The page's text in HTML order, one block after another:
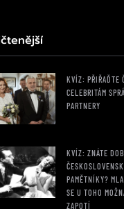
KVÍZ: PŘIŘAĎTE
CELEBRITÁM
PARTNERY
KVÍZ: ZNÁTE
PAMĚTNÍKY?
SE U TOHO
ZAPOTÍ